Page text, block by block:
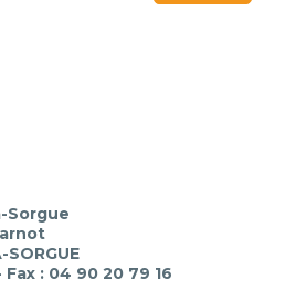
Sorgue
SORGUE
: 04 90 20 79 16